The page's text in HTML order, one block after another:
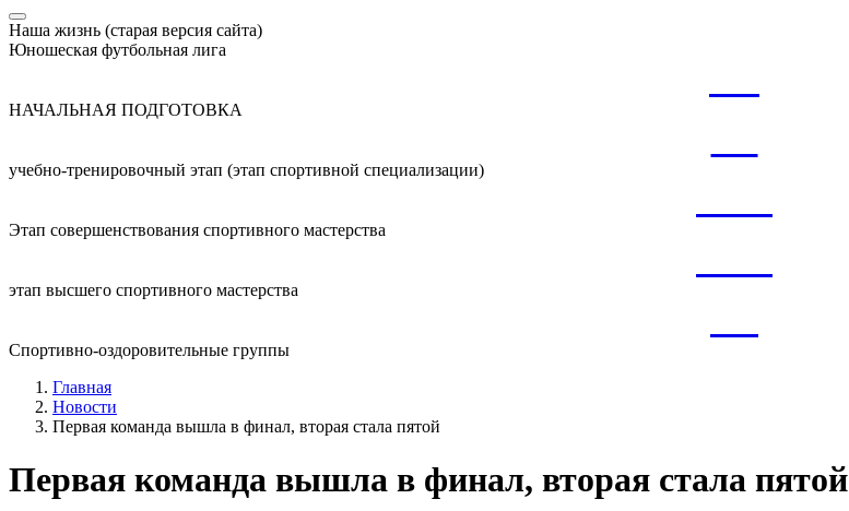
Наша жизнь (старая версия сайта)
Юношеская футбольная лига
НАЧАЛЬНАЯ ПОДГОТОВКА
учебно-тренировочный этап (этап спортивной специализации)
Этап совершенствования спортивного мастерства
этап высшего спортивного мастерства
Спортивно-оздоровительные группы
Главная
Новости
Первая команда вышла в финал, вторая стала пятой
Первая команда вышла в финал, вторая стала пятой